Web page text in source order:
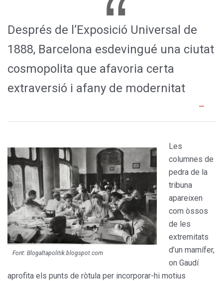
Després de l’Exposició Universal de
1888, Barcelona esdevingué una ciutat
cosmopolita que afavoria certa
extraversió i afany de modernitat
Font: Blogaltapolitik.blogspot.com
Les
columnes de
pedra de la
tri­buna
apareixen
com òssos
de les
extremitats
d’un mamífer,
on Gaudí
aprofita els punts de ròtula per incorporar-hi motius